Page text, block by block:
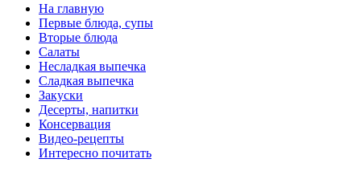
На главную
Первые блюда, супы
Вторые блюда
Салаты
Несладкая выпечка
Сладкая выпечка
Закуски
Десерты, напитки
Консервация
Видео-рецепты
Интересно почитать